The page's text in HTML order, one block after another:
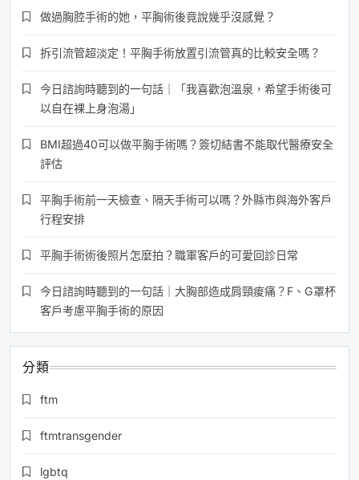
做過胸腔手術的她，平胸術後竟說幾乎沒感覺？
拆引流管超淡定！平胸手術放置引流管真的比較安全嗎？
今日諮詢時聽到的一句話｜「我喜歡泡溫泉，希望手術後可
以自在裸上身泡湯」
BMI超過40可以做平胸手術嗎？簽切結書不能取代醫療安全
評估
平胸手術前一天檢查、隔天手術可以嗎？外縣市與海外客戶
行程安排
平胸手術術後照片怎麼拍？職軍客戶的可愛回診日常
今日諮詢時聽到的一句話｜大胸部造成肩頸痠痛？F、G罩杯
客戶考慮平胸手術的原因
分類
ftm
ftmtransgender
lgbtq